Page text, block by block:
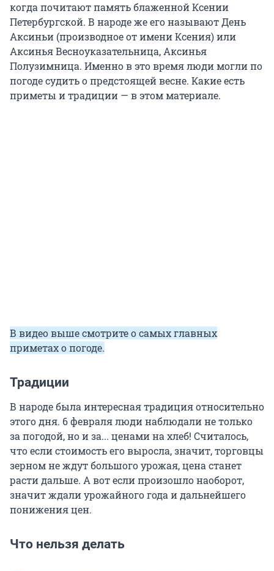
когда почитают память блаженной Ксении
Петербургской. В народе же его называют День
Аксиньи (производное от имени Ксения) или
Аксинья Весноуказательница, Аксинья
Полузимница. Именно в это время люди могли по
погоде судить о предстоящей весне. Какие есть
приметы и традиции — в этом материале.
В видео выше смотрите о самых главных
приметах о погоде.
Традиции
В народе была интересная традиция относительно
этого дня. 6 февраля люди наблюдали не только
за погодой, но и за... ценами на хлеб! Считалось,
что если стоимость его выросла, значит, торговцы
зерном не ждут большого урожая, цена станет
расти дальше. А вот если произошло наоборот,
значит ждали урожайного года и дальнейшего
понижения цен.
Что нельзя делать